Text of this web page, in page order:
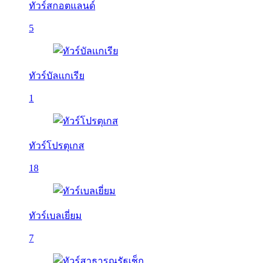
ทัวร์สกอตแลนด์
5
ทัวร์บัลเเกเรีย
1
ทัวร์โปรตุเกส
18
ทัวร์เบลเยี่ยม
7